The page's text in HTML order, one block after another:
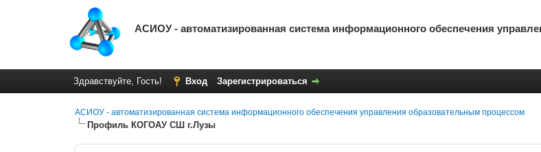
АСИОУ - автоматизированная система информационного обеспечения
Здравствуйте, Гость! Вход Зарегистрироваться
АСИОУ - автоматизированная система информационного обеспечения управления образовательным процессом
Профиль КОГОАУ СШ г.Лузы